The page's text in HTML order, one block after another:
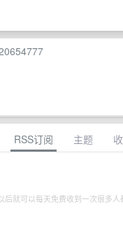
RSS订阅 主题
后就可以每天免费收到一次很多